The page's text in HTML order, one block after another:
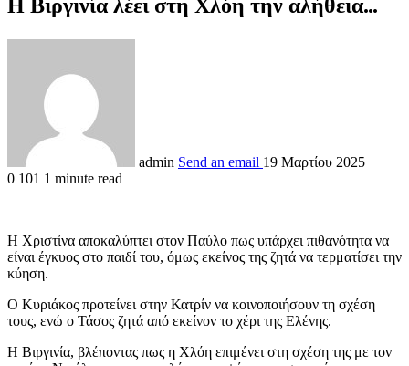
admin Send an email 19 Μαρτίου 2025
0 101 1 minute read
Η Χριστίνα αποκαλύπτει στον Παύλο πως υπάρχει πιθανότητα να
είναι έγκυος στο παιδί του, όμως εκείνος της ζητά να τερματίσει την
κύηση.
Ο Κυριάκος προτείνει στην Κατρίν να κοινοποιήσουν τη σχέση
τους, ενώ ο Τάσος ζητά από εκείνον το χέρι της Ελένης.
Η Βιργινία, βλέποντας πως η Χλόη επιμένει στη σχέση της με τον